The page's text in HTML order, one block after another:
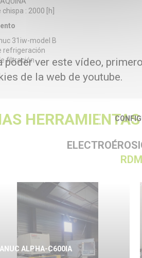
chispa : 2000 [h]
31iw-model B
refrigeración
filtración
poder ver este vídeo,
de la web de youtube.
ALPHA-C600IA